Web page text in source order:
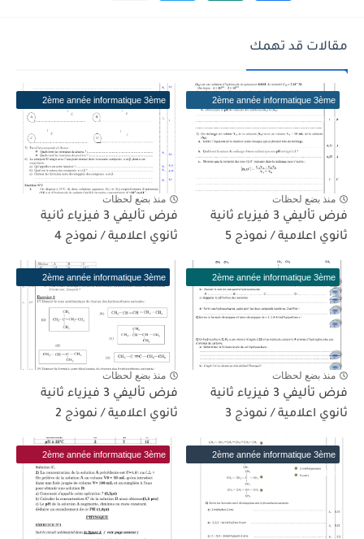
مقالات قد تهمك
2ème année informatique 3ème
trimestre
منذ بضع لحظات
فرض تأليفي 3 فيزياء ثانية
ثانوي اعلامية / نموذج 5
2ème année informatique 3ème
trimestre
منذ بضع لحظات
فرض تأليفي 3 فيزياء ثانية
ثانوي اعلامية / نموذج 4
2ème année informatique 3ème
trimestre
منذ بضع لحظات
فرض تأليفي 3 فيزياء ثانية
ثانوي اعلامية / نموذج 3
2ème année informatique 3ème
منذ بضع لحظات
فرض تأليفي 3 فيزياء ثانية
ثانوي اعلامية / نموذج 2
2ème année informatique 3ème
trimestre
2ème année informatique 3ème
trimestre